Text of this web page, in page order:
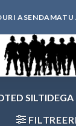
ASENDAMATU
SILTIDEGA
FILTREERI